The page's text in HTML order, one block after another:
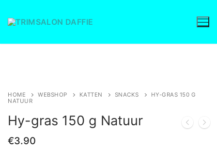
naar
inhoud
HOME WEBSHOP KATTEN SNACKS
HY-GRAS 150 G
NATUUR
Hy-gras 150 g Natuur
€3.90